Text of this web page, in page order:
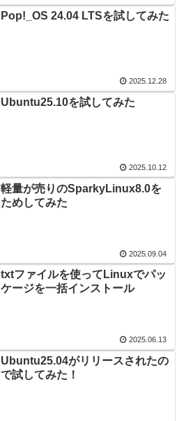
Pop!_OS 24.04 LTSを試してみた
2025.12.28
Ubuntu25.10を試してみた
2025.10.12
軽量が売りのSparkyLinux8.0を
ためしてみた
2025.09.04
txtファイルを使ってLinuxでパッ
ケージを一括インストール
2025.06.13
Ubuntu25.04がリリースされたの
で試してみた！